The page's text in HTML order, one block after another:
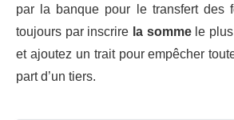
par la banque pour le transfert des
toujours par inscrire la sommele plus
et ajoutez un trait pour empêcher
part d’un tiers.